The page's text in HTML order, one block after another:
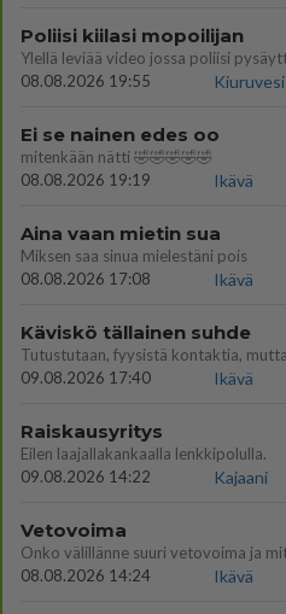
Poliisi kiilasi mopoilijan
08.08.2026 19:55
Kiuruvesi
Ei se nainen edes oo
mitenkään nätti 🤣🤣🤣🤣🤣
08.08.2026 19:19
Ikävä
Aina vaan mietin sua
Miksen saa sinua mielestäni pois
08.08.2026 17:08
Ikävä
Käviskö tällainen suhde
09.08.2026 17:40
Ikävä
Raiskausyritys
Eilen laajallakankaalla lenkkipolulla.
09.08.2026 14:22
Kajaani
Vetovoima
08.08.2026 14:24
Ikävä